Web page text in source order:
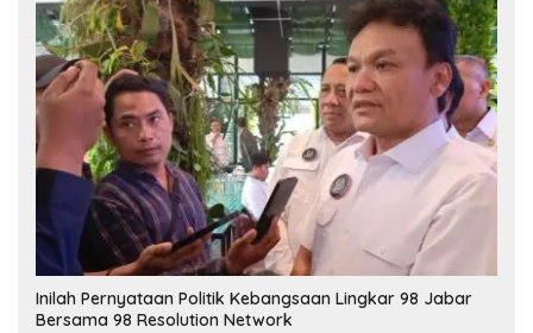
Inilah Pernyataan Politik Kebangsaan Lingkar 98 Jabar
Bersama 98 Resolution Network